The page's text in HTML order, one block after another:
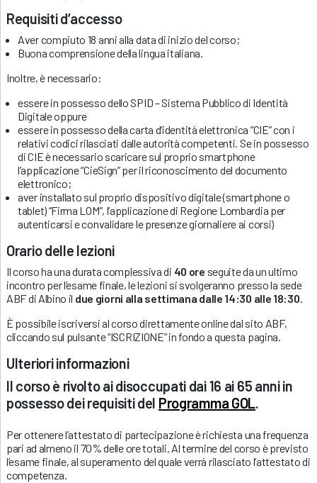
Requisiti d’accesso
Aver compiuto 18 anni alla data di inizio del corso;
Buona comprensione della lingua italiana.
Inoltre, è necessario:
essere in possesso dello SPID – Sistema Pubblico di Identità
Digitale oppure
essere in possesso della carta d’identità elettronica “CIE” con i
relativi codici rilasciati dalle autorità competenti. Se in possesso
di CIE è necessario scaricare sul proprio smartphone
l’applicazione “CieSign” per il riconoscimento del documento
elettronico;
aver installato sul proprio dispositivo digitale (smartphone o
tablet) “Firma LOM”, l’applicazione di Regione Lombardia per
autenticarsi e convalidare le presenze giornaliere ai corsi)
Orario delle lezioni
Il corso ha una durata complessiva di 40 ore seguite da un ultimo
incontro per l’esame finale, le lezioni si svolgeranno presso la sede
ABF di Albino il due giorni alla settimana dalle 14:30 alle 18:30.
È possibile iscriversi al corso direttamente online dal sito ABF,
cliccando sul pulsante “ISCRIZIONE” in fondo a questa pagina.
Ulteriori informazioni
Il corso è rivolto ai disoccupati dai 16 ai 65 anni in
possesso dei requisiti del Programma GOL.
Per ottenere l’attestato di partecipazione è richiesta una frequenza
pari ad almeno il 70% delle ore totali. Al termine del corso è previsto
l’esame finale, al superamento del quale verrà rilasciato l’attestato di
competenza.